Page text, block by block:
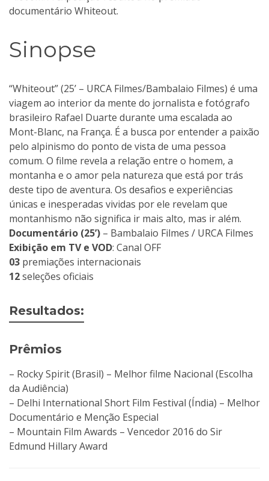
documentário Whiteout.
Sinopse
“Whiteout” (25’ – URCA Filmes/Bambalaio Filmes) é uma
viagem ao interior da mente do jornalista e fotógrafo
brasileiro Rafael Duarte durante uma escalada ao
Mont-Blanc, na França. É a busca por entender a paixão
pelo alpinismo do ponto de vista de uma pessoa
comum. O filme revela a relação entre o homem, a
montanha e o amor pela natureza que está por trás
deste tipo de aventura. Os desafios e experiências
únicas e inesperadas vividas por ele revelam que
montanhismo não significa ir mais alto, mas ir além.
Documentário (25’) – Bambalaio Filmes / URCA Filmes
Exibição em TV e VOD: Canal OFF
03 premiações internacionais
12seleções oficiais
Resultados:
Prêmios
– Rocky Spirit (Brasil) – Melhor filme Nacional (Escolha
da Audiência)
– Delhi International Short Film Festival (Índia) – Melhor
Documentário e Menção Especial
– Mountain Film Awards – Vencedor 2016 do Sir
Edmund Hillary Award